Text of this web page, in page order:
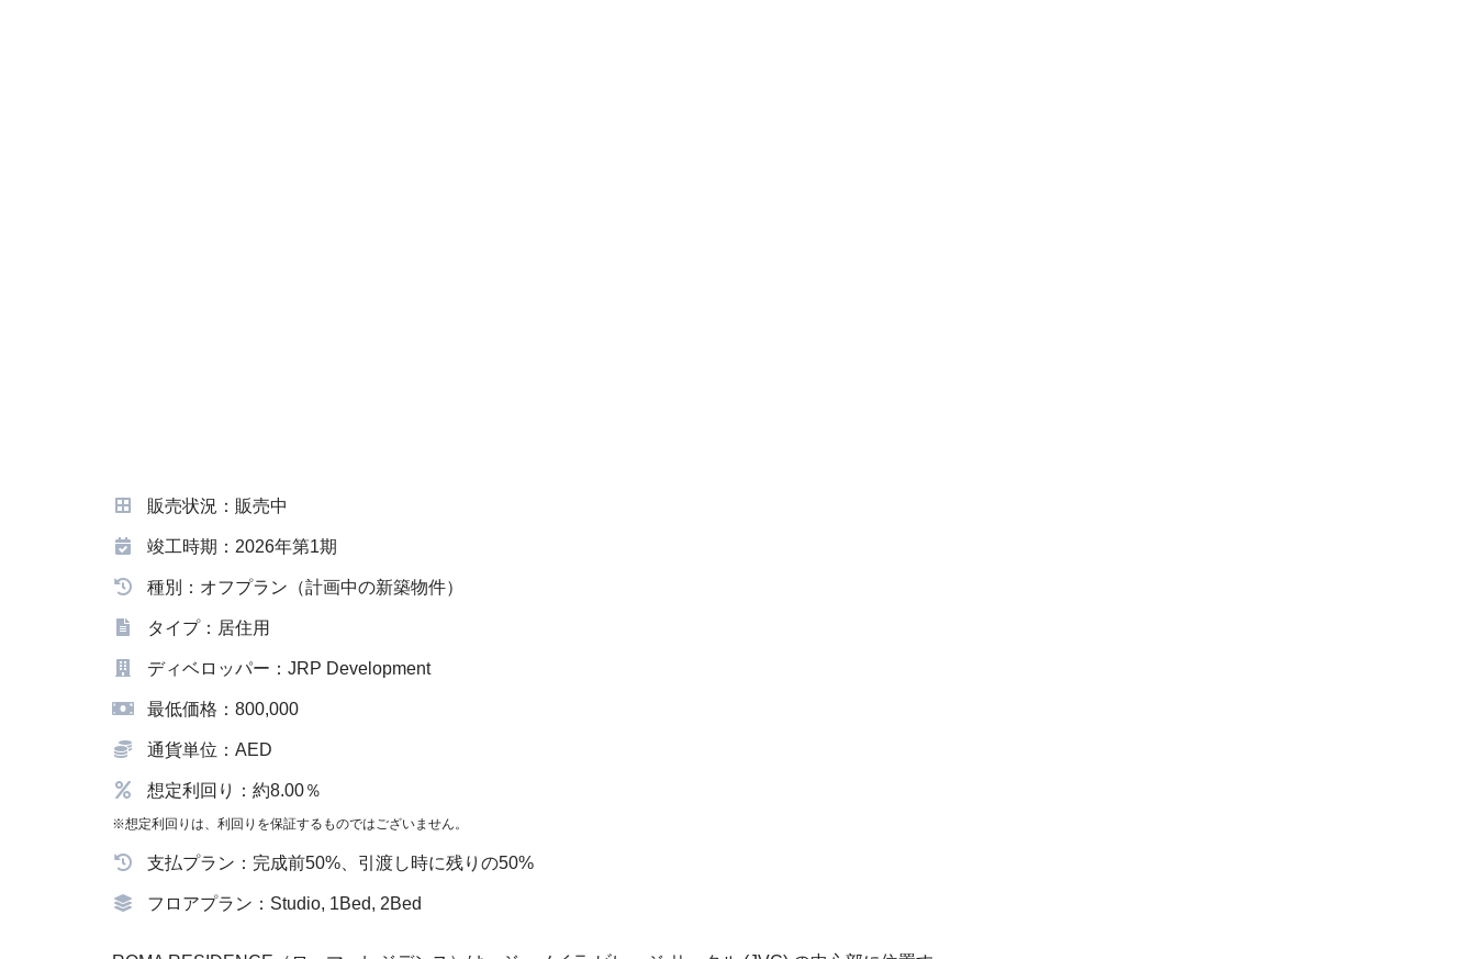
販売状況：販売中
竣工時期：2026年第1期
種別：オフプラン（計画中の新築物件）
タイプ：居住用
ディベロッパー：JRP Development
最低価格：800,000
通貨単位：AED
想定利回り：約8.00％
※想定利回りは、利回りを保証するものではございません。
支払プラン：完成前50%、引渡し時に残りの50%
フロアプラン：Studio, 1Bed, 2Bed